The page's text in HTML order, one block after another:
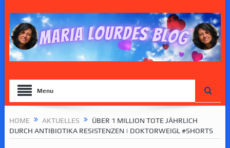
Menu
HOME AKTUELLES
ÜBER 1 MILLION TOTE JÄHRLICH
DURCH ANTIBIOTIKA RESISTENZEN | DOKTORWEIGL #SHORTS